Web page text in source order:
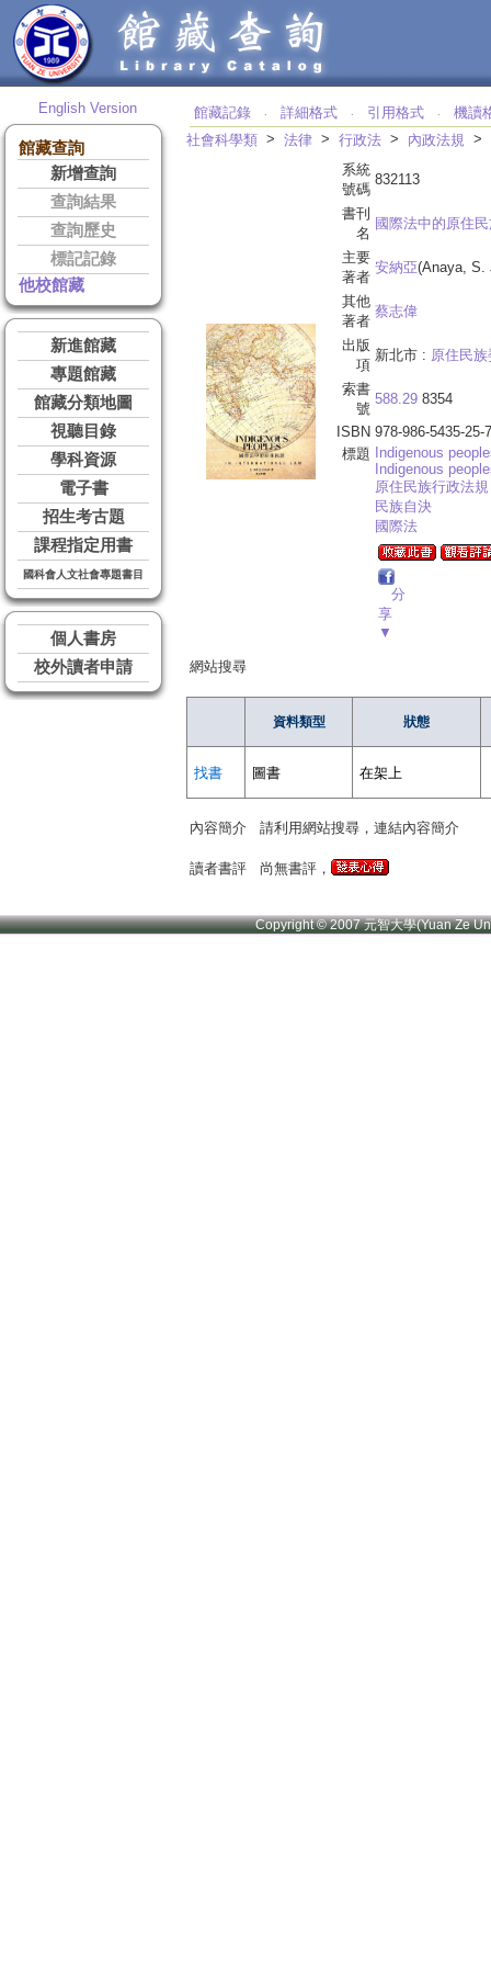
English Version
館藏查詢
新增查詢
查詢結果
查詢歷史
標記記錄
他校館藏
新進館藏
專題館藏
館藏分類地圖
視聽目錄
學科資源
電子書
招生考古題
課程指定用書
國科會人文社會專題書目
個人書房
校外讀者申請
館藏記錄 ‧ 詳細格式 ‧ 引用格式 ‧
機讀
社會科學類 > 法律 > 行政法 > 內政法規 >
系統
號碼
832113
書刊
名
國際法中的原住
主要
著者
安納亞(Anaya, S.
其他
著者
蔡志偉
出版
項
新北市 : 原住民
索書
號
588.29 8354
ISBN 978-986-5435-25-7
標題
Indigenous
Indigenous
原住民族行政法規
民族自決
國際法
分
享
▼
網站搜尋
資料類型 狀態
找書 圖書 在架上
內容簡介 請利用網站搜尋，連結內容簡介
讀者書評 尚無書評，
Copyright © 2007 元智大學(Yuan Ze